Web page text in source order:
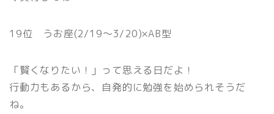
19位 うお座(2/19〜3/20)×AB型
「賢くなりたい！」って思える日だよ！
行動力もあるから、自発的に勉強を始められそうだ
ね。